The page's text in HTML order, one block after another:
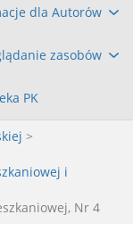
dla Autorów
zasobów
PK
>
i
Nr 4